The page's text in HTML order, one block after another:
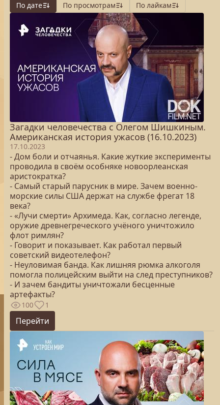
По дате
По просмотрам По лайкам
Загадки человечества с Олегом Шишкиным.
Американская история ужасов (16.10.2023)
17.10.2023
- Дом боли и отчаянья. Какие жуткие эксперименты
проводила в своём особняке новоорлеанская
аристократка?
- Самый старый парусник в мире. Зачем военно-
морские силы США держат на службе фрегат 18
века?
- «Лучи смерти» Архимеда. Как, согласно легенде,
оружие древнегреческого учёного уничтожило
флот римлян?
- Говорит и показывает. Как работал первый
советский видеотелефон?
- Неуловимая банда. Как лишняя рюмка алкоголя
помогла полицейским выйти на след преступников?
- И зачем бандиты уничтожали бесценные
артефакты?
100 1
Перейти